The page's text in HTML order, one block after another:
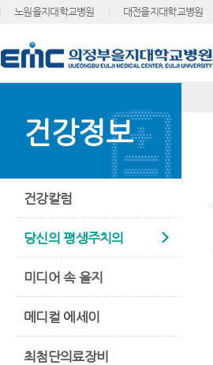
노원을지대학교병원 대전을지대학교병원
건강정보
건강칼럼
당신의 평생주치의
미디어 속 을지
메디컬 에세이
최첨단의료장비